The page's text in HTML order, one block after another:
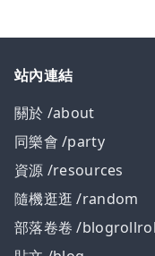
站內連結
關於 /about
同樂會 /party
資源 /resources
隨機逛逛 /random
部落卷卷 /